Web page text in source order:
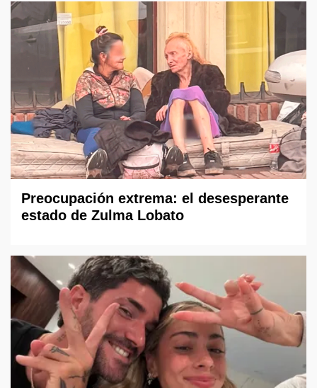
Preocupación extrema: el desesperante
estado de Zulma Lobato